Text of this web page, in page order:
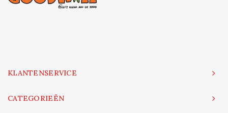
KLANTENSERVICE
CATEGORIEËN